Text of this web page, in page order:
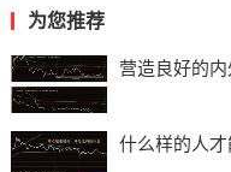
为您推荐
营造良好的
什么样的人